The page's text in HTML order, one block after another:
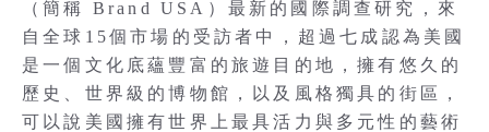
（簡稱 Brand USA）最新的國際調查研究，來
自全球15個市場的受訪者中，超過七成認為美國
是一個文化底蘊豐富的旅遊目的地，擁有悠久的
歷史、世界級的博物館，以及風格獨具的街區，
可以說美國擁有世界上最具活力與多元性的藝術